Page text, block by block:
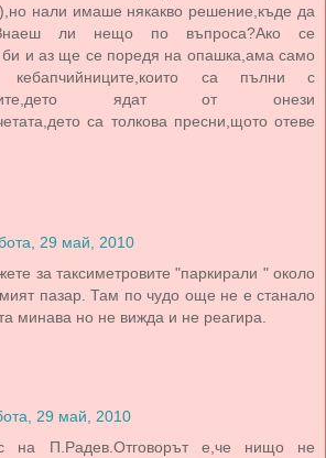
нали имаше някакво решение,къде да
ли нещо по въпроса?Ако се
би и аз ще се поредя на опашка,ама само
са пълни с
ядат от онези
са толкова пресни,щото отеве
29 май, 2010
за таксиметровите "паркирали " около
пазар. Там по чудо още не е станало
минава но не вижда и не реагира.
29 май, 2010
на П.Радев.Отговорът е,че нищо не